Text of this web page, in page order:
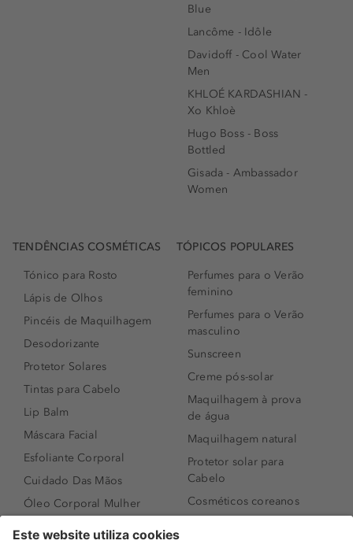
Blue
Lancôme - Idôle
Davidoff - Cool Water
Men
KHLOÉ KARDASHIAN -
Xo Khloè
Hugo Boss - Boss
Bottled
Gisada - Ambassador
Women
TENDÊNCIAS COSMÉTICAS
Tónico para Rosto
Lápis de Olhos
Pincéis de Maquilhagem
Desodorizante
Protetor Solares
Tintas para Cabelo
Lip Balm
Máscara Facial
Esfoliante Corporal
Cuidado Das Mãos
Óleo Corporal Mulher
TÓPICOS POPULARES
Perfumes para o Verão
feminino
Perfumes para o Verão
masculino
Sunscreen
Creme pós-solar
Maquilhagem à prova
de água
Maquilhagem natural
Protetor solar para
Cabelo
Cosméticos coreanos